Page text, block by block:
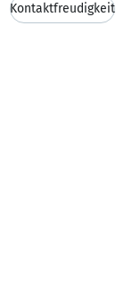
Kontaktfreudigkeit